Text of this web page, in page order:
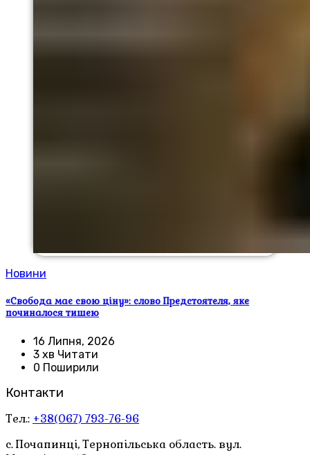
Новини
«Свобода має свою ціну»: слово Предстоятеля, яке
починалося тишею
16 Липня, 2026
3 хв Читати
0 Поширили
Контакти
Тел.: +38(067) 793-76-96
с. Почапинці, Тернопільська область. вул.